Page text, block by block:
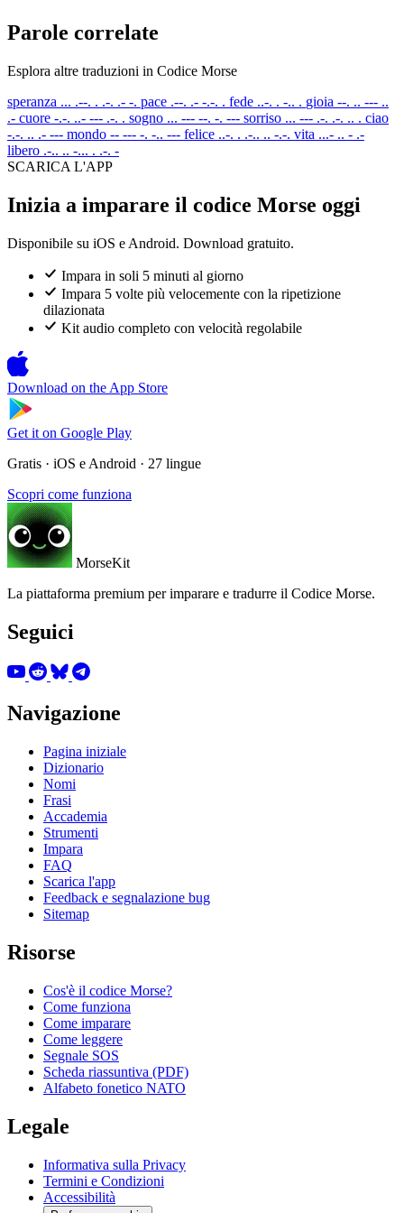
Parole correlate
Esplora altre traduzioni in Codice Morse
speranza ... .--. . .-. .- -. pace .--. .- -.-. . fede ..-. . -.. . gioia --. .. --- ..
.- cuore -.-. ..- --- .-. . sogno ... --- --. -. --- sorriso ... --- .-. .-. .. . ciao
-.-. .. .- --- mondo -- --- -. -.. --- felice ..-. . .-.. .. -.-. vita ...- .. - .-
libero .-.. .. -... . .-. -
SCARICA L'APP
Inizia a imparare il codice Morse oggi
Disponibile su iOS e Android. Download gratuito.
Impara in soli 5 minuti al giorno
Impara 5 volte più velocemente con la ripetizione
dilazionata
Kit audio completo con velocità regolabile
Download on the App Store
Get it on Google Play
Gratis · iOS e Android · 27 lingue
Scopri come funziona
MorseKit
La piattaforma premium per imparare e tradurre il Codice Morse.
Seguici
Navigazione
Pagina iniziale
Dizionario
Nomi
Frasi
Accademia
Strumenti
Impara
FAQ
Scarica l'app
Feedback e segnalazione bug
Sitemap
Risorse
Cos'è il codice Morse?
Come funziona
Come imparare
Come leggere
Segnale SOS
Scheda riassuntiva (PDF)
Alfabeto fonetico NATO
Legale
Informativa sulla Privacy
Termini e Condizioni
Accessibilità